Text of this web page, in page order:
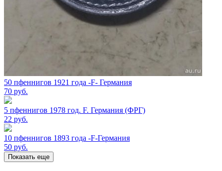
50 пфеннигов 1921 года -F- Германия
70 руб.
5 пфеннигов 1978 год. F. Германия (ФРГ)
22 руб.
10 пфеннигов 1893 года -F-Германия
50 руб.
Показать еще